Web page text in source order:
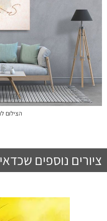
הצילום
ציורים נוספים